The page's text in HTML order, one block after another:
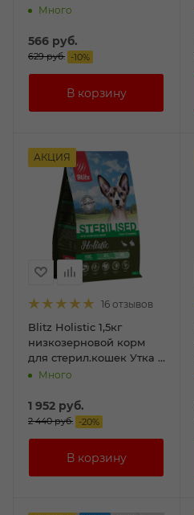
струвитного типа
Много
566 руб.
629руб. -10%
АКЦИЯ
16 отзывов
Blitz Holistic 1,5кг
низкозерновой корм
для стерил.кошек Утка и
кролик
Много
1 952 руб.
2 440руб. -20%